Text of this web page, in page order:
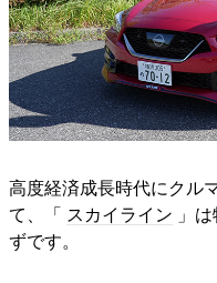
高度経済成長時代にクル
て、「
スカイライン 」
ずです。